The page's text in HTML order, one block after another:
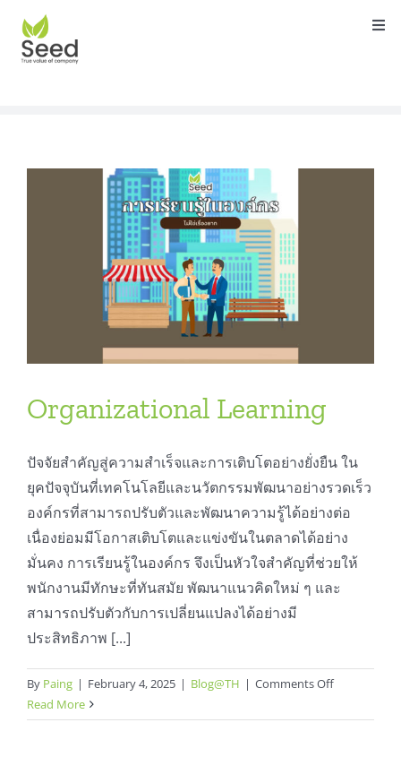
content
หน้าแรก
สมัครใช้บริการ
Organizational Learning
ปัจจัยสำคัญสู่ความสำเร็จและการเติบโตอย่างยั่งยืน ใน
ยุคปัจจุบันที่เทคโนโลยีและนวัตกรรมพัฒนาอย่างรวดเร็ว
องค์กรที่สามารถปรับตัวและพัฒนาความรู้ได้อย่างต่อ
เนื่องย่อมมีโอกาสเติบโตและแข่งขันในตลาดได้อย่าง
มั่นคง การเรียนรู้ในองค์กร จึงเป็นหัวใจสำคัญที่ช่วยให้
พนักงานมีทักษะที่ทันสมัย พัฒนาแนวคิดใหม่ ๆ และ
สามารถปรับตัวกับการเปลี่ยนแปลงได้อย่างมี
ประสิทธิภาพ [...]
By Paing | February 4, 2025 | Blog@TH | Comments Offon
Learning
Read More